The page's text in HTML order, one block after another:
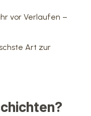
vor Verlaufen –
Art zur